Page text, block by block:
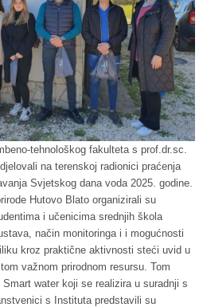
tehnološkog fakulteta s prof.dr.sc.
na terenskoj radionici praćenja
Svjetskog dana voda 2025. godine.
Hutovo Blato organizirali su
i učenicima srednjih škola
način monitoringa i i mogućnosti
kroz praktične aktivnosti steći uvid u
važnom prirodnom resursu. Tom
water koji se realizira u suradnji s
s Instituta predstavili su